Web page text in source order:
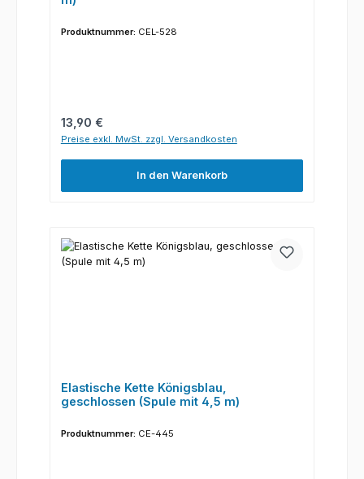
Produktnummer: CEL-528
Regulärer Preis:
13,90 €
Preise exkl. MwSt. zzgl. Versandkosten
In den Warenkorb
Elastische Kette Königsblau,
geschlossen (Spule mit 4,5 m)
Produktnummer: CE-445